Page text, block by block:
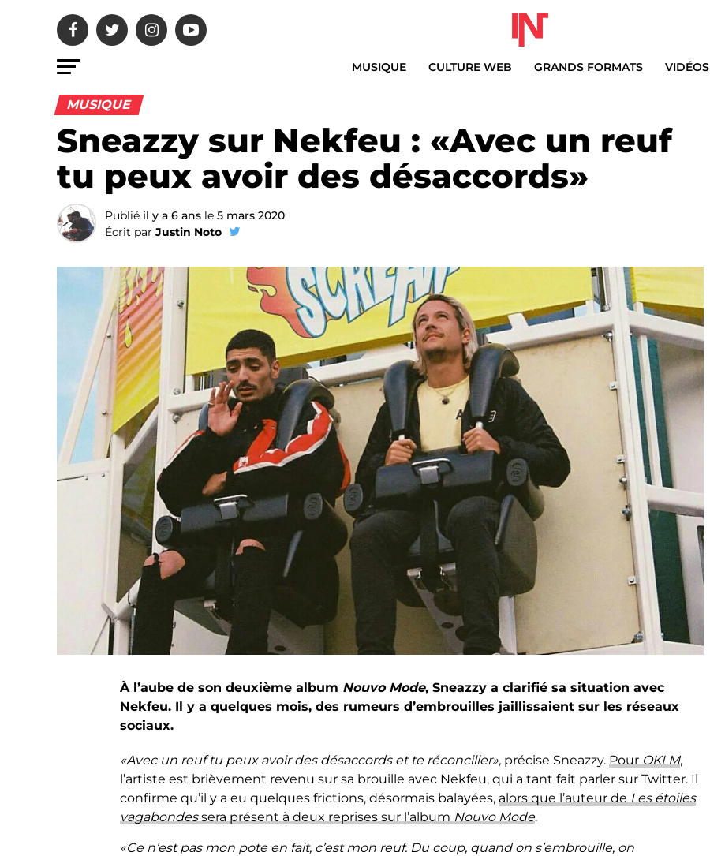
MUSIQUE CULTURE WEB GRANDS FORMATS VIDÉOS
MUSIQUE
Sneazzy sur Nekfeu : «Avec un reuf
tu peux avoir des désaccords»
Publié il y a 6 ans le 5 mars 2020
Écrit par Justin Noto
À l’aube de son deuxième album Nouvo Mode, Sneazzy a clarifié sa situation avec
Nekfeu. Il y a quelques mois, des rumeurs d’embrouilles jaillissaient sur les réseaux
sociaux.
«Avec un reuf tu peux avoir des désaccords et te réconcilier», précise Sneazzy. Pour OKLM,
l’artiste est brièvement revenu sur sa brouille avec Nekfeu, qui a tant fait parler sur Twitter. Il
confirme qu’il y a eu quelques frictions, désormais balayées, alors que l’auteur de Les étoiles
vagabondessera présent à deux reprises sur l’album Nouvo Mode.
«Ce n’est pas mon pote en fait, c’est mon reuf. Du coup, quand on s’embrouille, on